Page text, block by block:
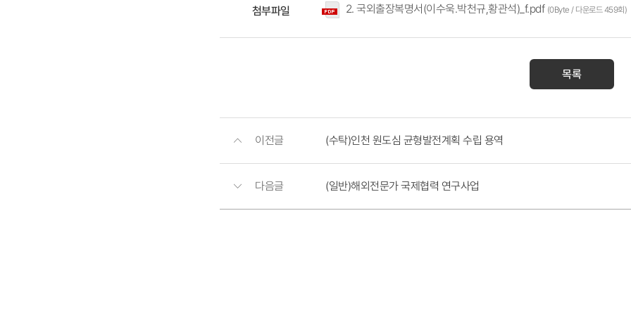
첨부파일 2. 국외출장복명서(이수욱.박천규,황관석)_f.pdf (0Byte / 다운로드 459회)
목록
이전글 (수탁)인천 원도심 균형발전계획 수립 용역
다음글 (일반)해외전문가 국제협력 연구사업